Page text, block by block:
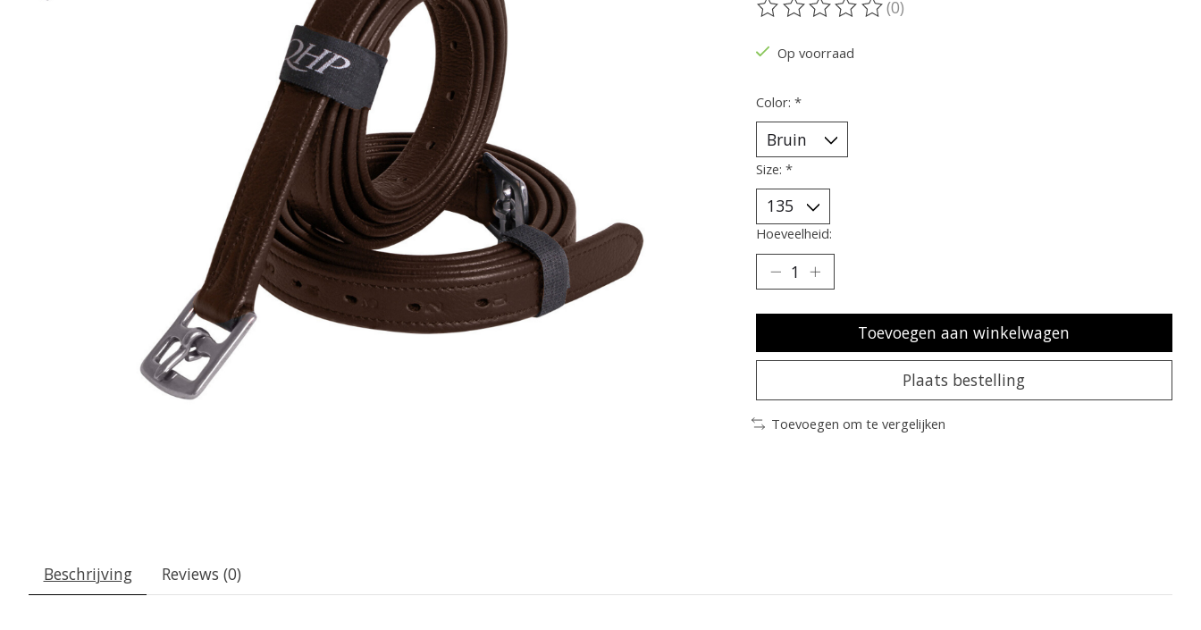
De beoordeling van dit product is
(0)
Op voorraad
Color: *
Size: *
Hoeveelheid:
Toevoegen aan winkelwagen
Plaats bestelling
Toevoegen om te vergelijken
Beschrijving Reviews (0)